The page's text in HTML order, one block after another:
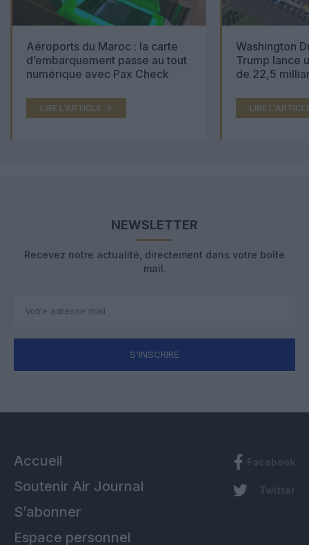
Aéroports du Maroc : la carte
d’embarquement passe au tout
numérique avec Pax Check
LIRE L'ARTICLE
Washington
Trump lance
de 22,5
LIRE
NEWSLETTER
Recevez notre actualité, directement dans votre boîte
mail.
S'INSCRIRE
Accueil
Soutenir Air Journal
S’abonner
Espace personnel